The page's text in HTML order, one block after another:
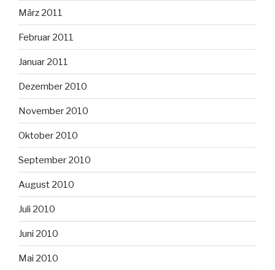
März 2011
Februar 2011
Januar 2011
Dezember 2010
November 2010
Oktober 2010
September 2010
August 2010
Juli 2010
Juni 2010
Mai 2010